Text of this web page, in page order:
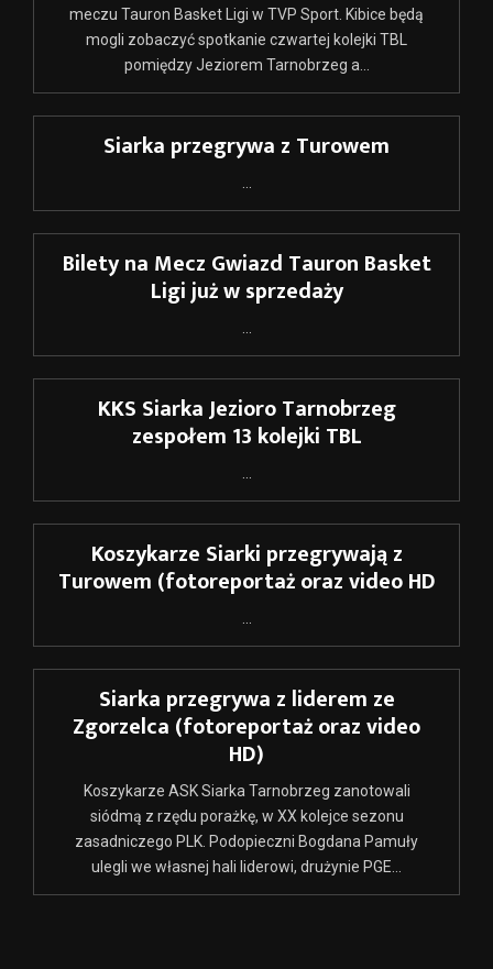
meczu Tauron Basket Ligi w TVP Sport. Kibice będą
mogli zobaczyć spotkanie czwartej kolejki TBL
pomiędzy Jeziorem Tarnobrzeg a...
Siarka przegrywa z Turowem
...
Bilety na Mecz Gwiazd Tauron Basket
Ligi już w sprzedaży
...
KKS Siarka Jezioro Tarnobrzeg
zespołem 13 kolejki TBL
...
Koszykarze Siarki przegrywają z
Turowem (fotoreportaż oraz video HD
...
Siarka przegrywa z liderem ze
Zgorzelca (fotoreportaż oraz video
HD)
Koszykarze ASK Siarka Tarnobrzeg zanotowali
siódmą z rzędu porażkę, w XX kolejce sezonu
zasadniczego PLK. Podopieczni Bogdana Pamuły
ulegli we własnej hali liderowi, drużynie PGE...